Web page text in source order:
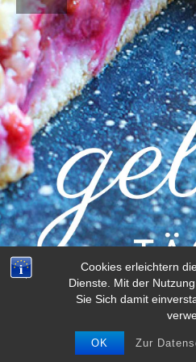
Cookies erleichtern
Dienste. Mit der
Sie Sich damit
OK Zur